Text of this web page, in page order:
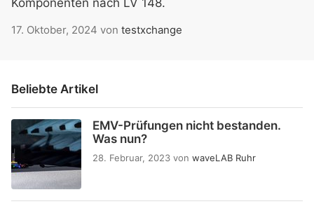
Komponenten nach LV 148.
17. Oktober, 2024 von testxchange
Beliebte Artikel
EMV-Prüfungen nicht bestanden.
Was nun?
28. Februar, 2023 von waveLAB Ruhr